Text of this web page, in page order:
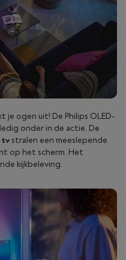
je ogen uit! De Philips OLED-
onder in de actie. De
tv stralen een meeslepende
op het scherm. Het
kijkbeleving.